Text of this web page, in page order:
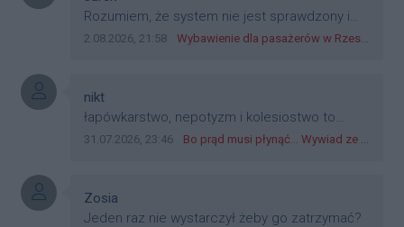
dyskryminację.
Treść komentarza:
Rozumiem, że system nie jest sprawdzony i
przetestowany. Wybieram się z mim młodym
przejazdów dadzą radę. Albo ogarną, jak to
teraz młode ludzie mówią.
Data dodania komentarza:
2.08.2026, 21:58 Źródło komentarza:
Wybawienie dla pasażerów w Rzeszowie? W mieście ruszyły testy nowego rozwiązania
Autor komentarza:
nikt
Treść komentarza:
łapówkarstwo, nepotyzm i kolesiostwo to
norma w pge dystrybucja rzeszów, takie ***e
zagorzali pisowcy
Data dodania komentarza:
31.07.2026, 23:46 Źródło komentarza:
Bo prąd musi płynąć... Wywiad ze Zbigniewem Możdżeniem - Dyrektorem Generalnym Oddziału PGE Dystrybucja w Rzeszowie
Autor komentarza:
Zosia
Treść komentarza:
Jeden raz nie wystarczył żeby go zatrzymać?